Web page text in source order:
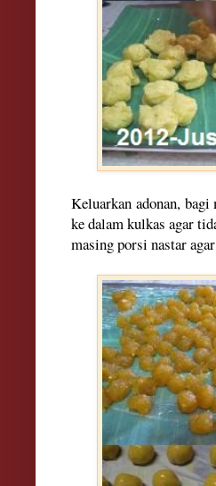
Keluarkan adonan,
ke dalam kulkas agar
masing porsi nastar